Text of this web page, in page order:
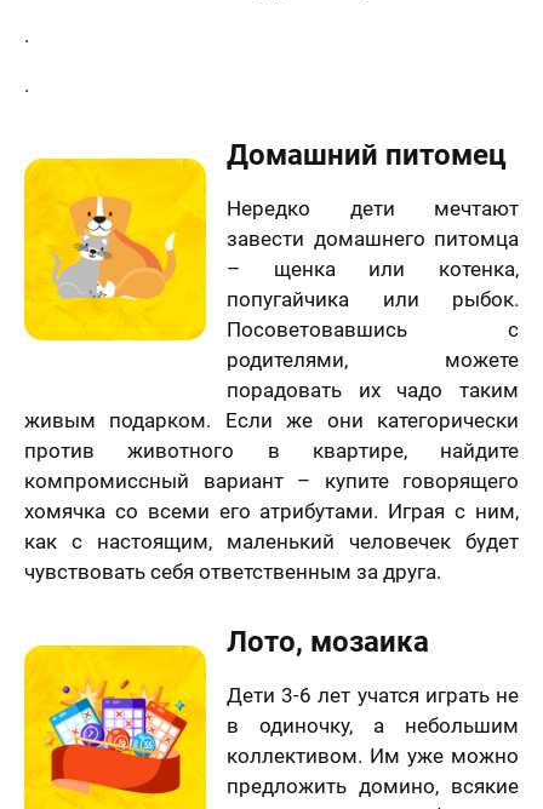
.
.
Домашний питомец
Нередко дети мечтают
завести домашнего питомца
– щенка или котенка,
попугайчика или рыбок.
Посоветовавшись с
родителями, можете
порадовать их чадо таким
живым подарком. Если же они категорически
против животного в квартире, найдите
компромиссный вариант – купите говорящего
хомячка со всеми его атрибутами. Играя с ним,
как с настоящим, маленький человечек будет
чувствовать себя ответственным за друга.
Лото, мозаика
Дети 3-6 лет учатся играть не
в одиночку, а небольшим
коллективом. Им уже можно
предложить домино, всякие
Какшаг!